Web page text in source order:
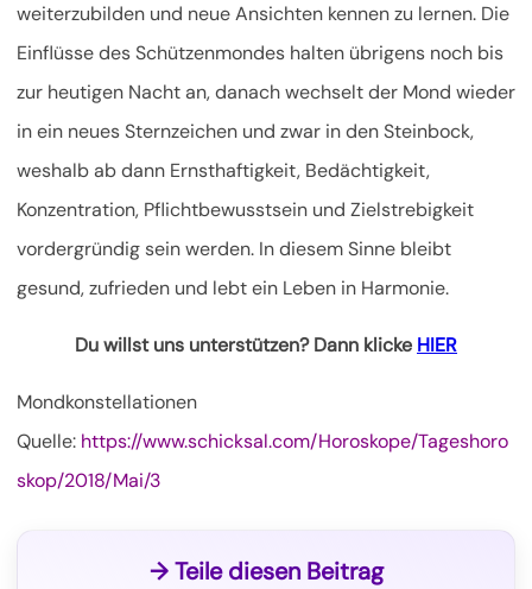
weiterzubilden und neue Ansichten kennen zu lernen. Die
Einflüsse des Schützenmondes halten übrigens noch bis
zur heutigen Nacht an, danach wechselt der Mond wieder
in ein neues Sternzeichen und zwar in den Steinbock,
weshalb ab dann Ernsthaftigkeit, Bedächtigkeit,
Konzentration, Pflichtbewusstsein und Zielstrebigkeit
vordergründig sein werden. In diesem Sinne bleibt
gesund, zufrieden und lebt ein Leben in Harmonie.
Du willst uns unterstützen? Dann klicke HIER
Mondkonstellationen
Quelle: https://www.schicksal.com/Horoskope/Tageshoro
skop/2018/Mai/3
→ Teile diesen Beitrag